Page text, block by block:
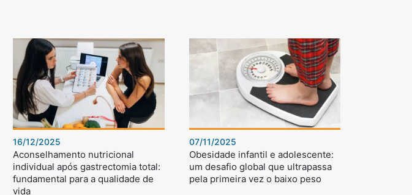
16/12/2025
Aconselhamento nutricional
individual após gastrectomia total:
fundamental para a qualidade de
vida
07/11/2025
Obesidade infantil e adolescente:
um desafio global que ultrapassa
pela primeira vez o baixo peso